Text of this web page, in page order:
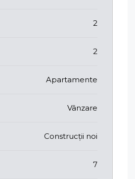
2
2
Apartamente
Vânzare
Construcții noi
7